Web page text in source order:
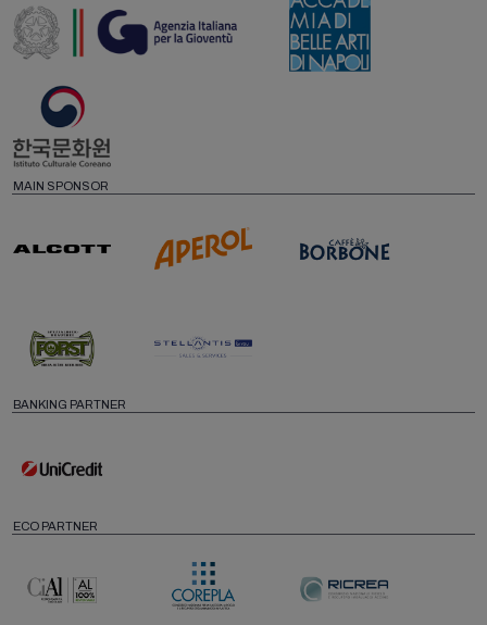
MAIN SPONSOR
BANKING PARTNER
ECO PARTNER